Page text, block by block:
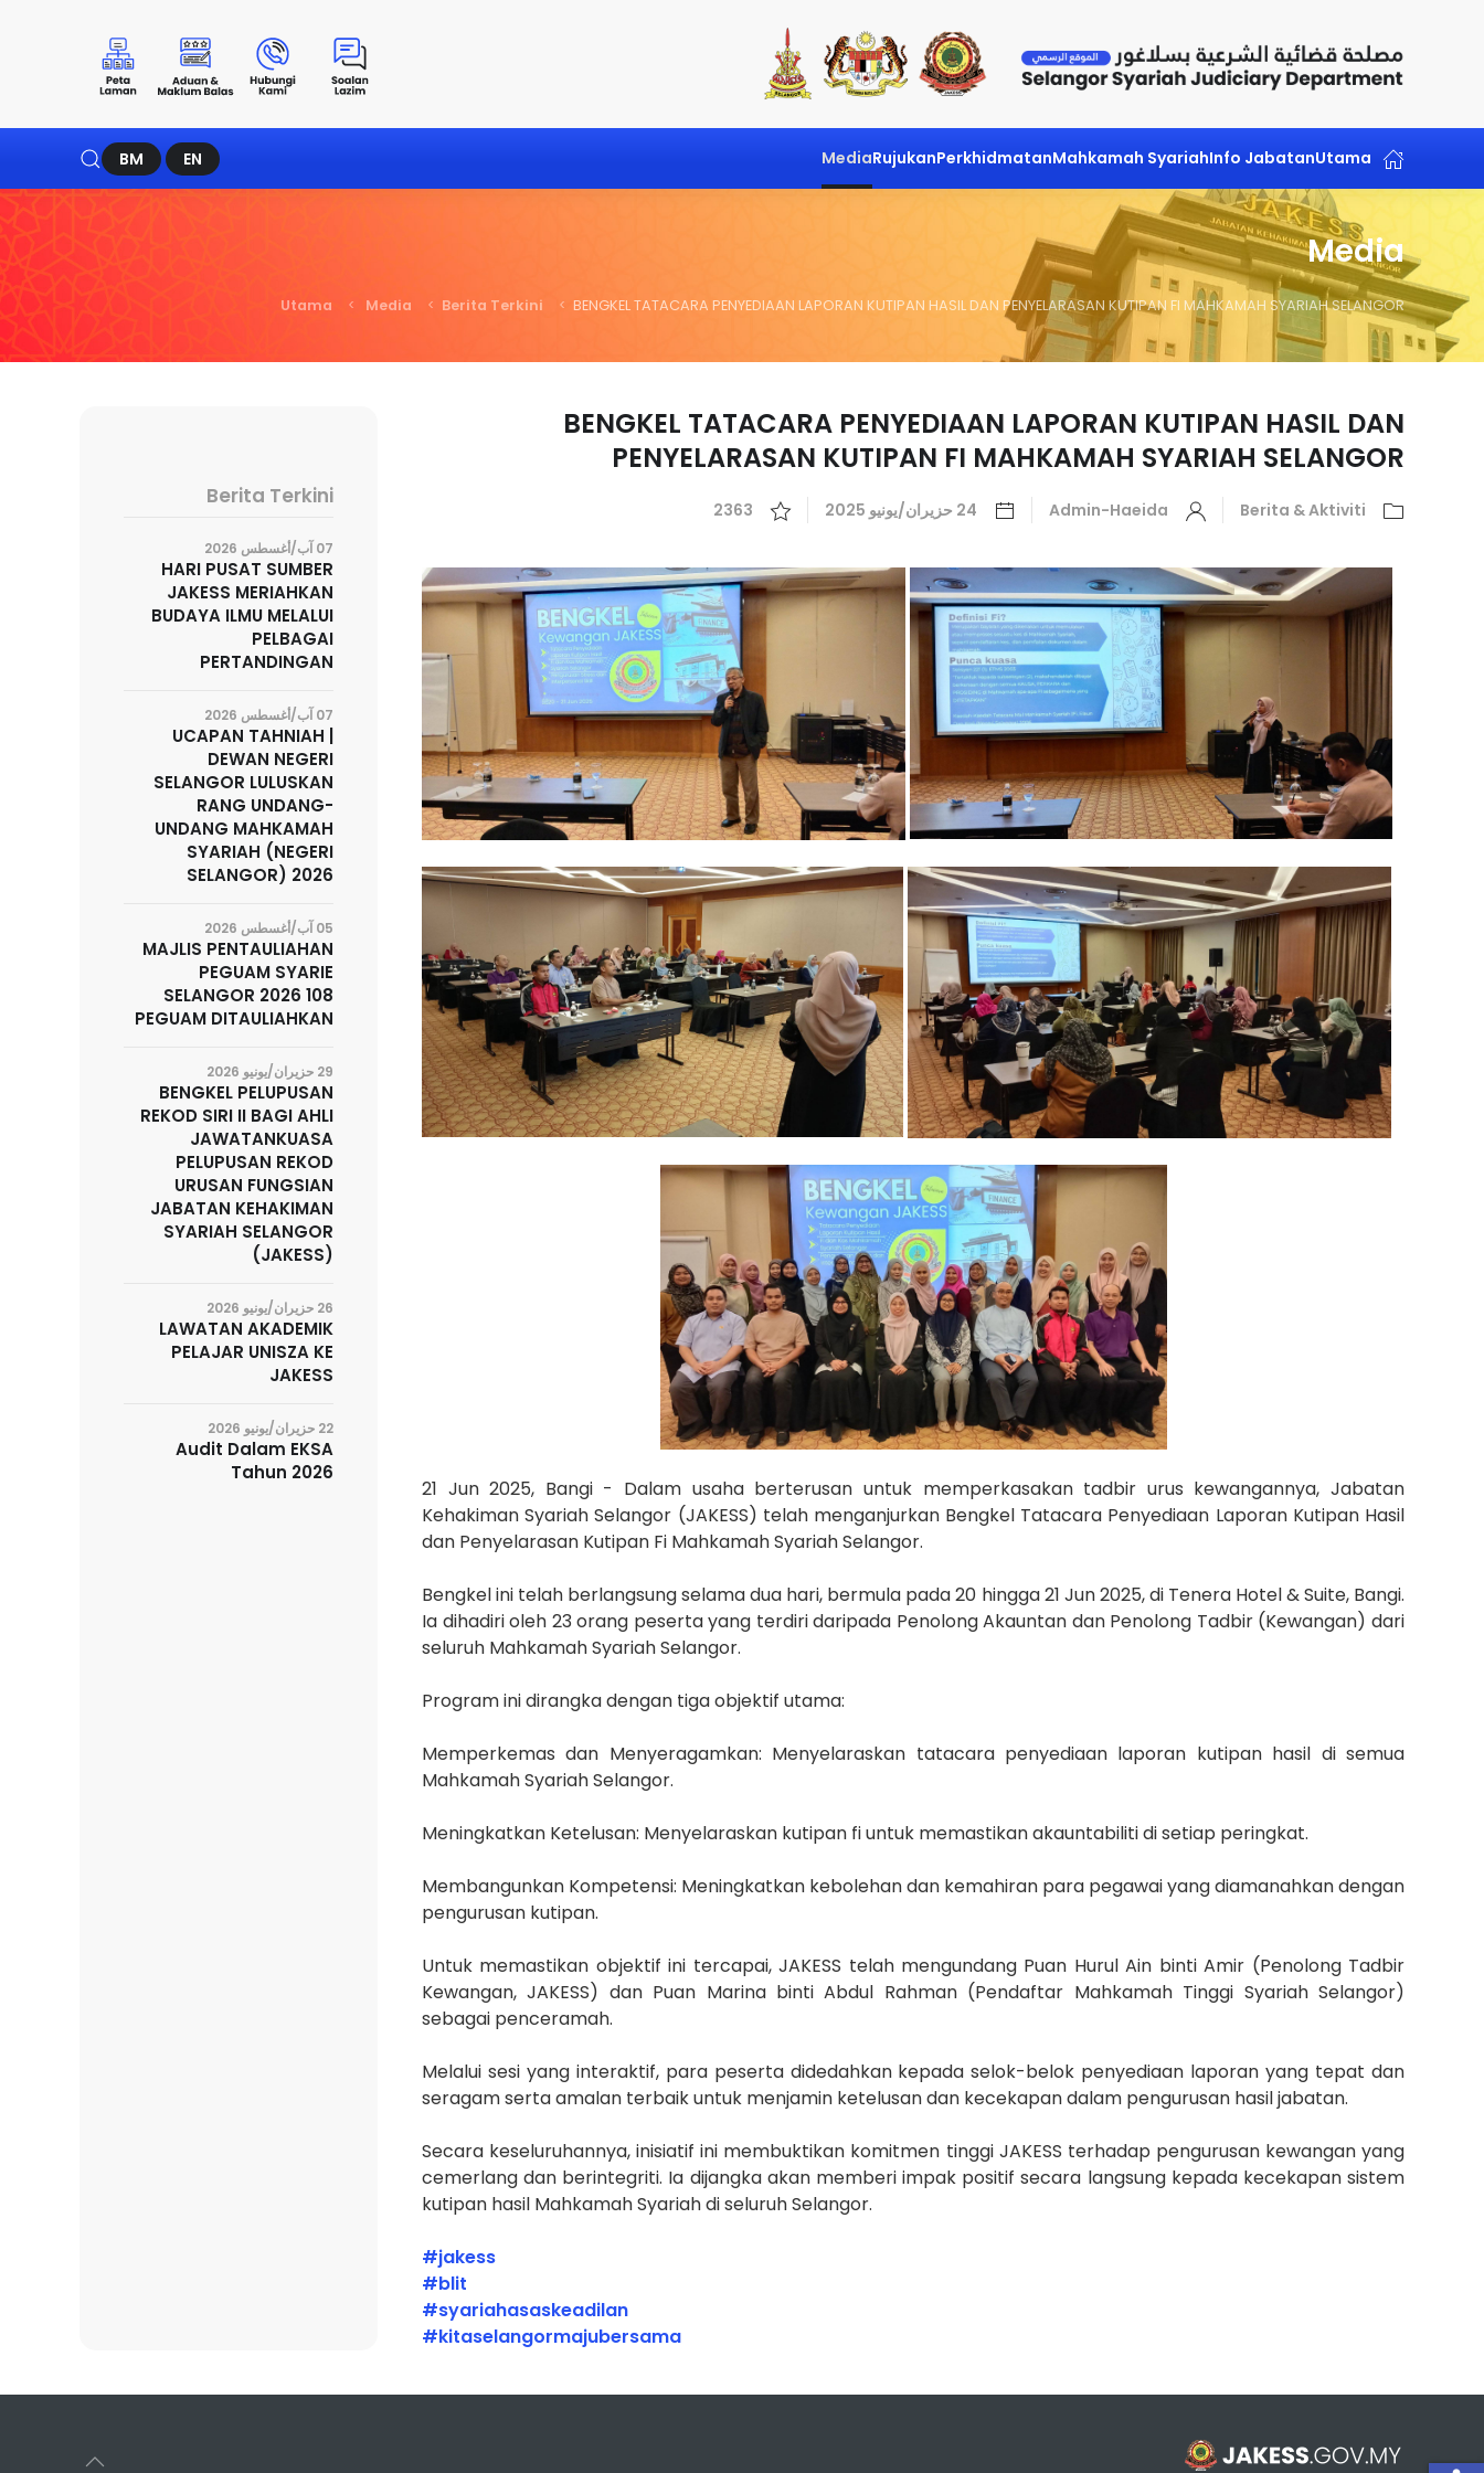
Skip to main content
Utama
Info Jabatan
Mahkamah Syariah
Perkhidmatan
Rujukan
Media
EN
BM
Media
Utama Media Berita Terkini BENGKEL TATACARA PENYEDIAAN LAPORAN KUTIPAN HASIL DAN PENYELARASAN KUTIPAN FI MAHKAMAH SYARIAH SELANGOR
BENGKEL TATACARA PENYEDIAAN LAPORAN KUTIPAN HASIL DAN
PENYELARASAN KUTIPAN FI MAHKAMAH SYARIAH SELANGOR
Berita & Aktiviti
Admin-Haeida 24 حزيران/يونيو 2025 2363
21 Jun 2025, Bangi- Dalam usaha berterusan untuk memperkasakan tadbir urus kewangannya, Jabatan
Kehakiman Syariah Selangor (JAKESS) telah menganjurkan Bengkel Tatacara Penyediaan Laporan Kutipan Hasil
dan Penyelarasan Kutipan Fi Mahkamah Syariah Selangor.
Bengkel ini telah berlangsung selama dua hari, bermula pada 20 hingga 21 Jun 2025, di Tenera Hotel & Suite, Bangi.
Ia dihadiri oleh 23 orang peserta yang terdiri daripada Penolong Akauntan dan Penolong Tadbir (Kewangan) dari
seluruh Mahkamah Syariah Selangor.
Program ini dirangka dengan tiga objektif utama:
Memperkemas dan Menyeragamkan: Menyelaraskan tatacara penyediaan laporan kutipan hasil di semua
Mahkamah Syariah Selangor.
Meningkatkan Ketelusan: Menyelaraskan kutipan fi untuk memastikan akauntabiliti di setiap peringkat.
Membangunkan Kompetensi: Meningkatkan kebolehan dan kemahiran para pegawai yang diamanahkan dengan
pengurusan kutipan.
Untuk memastikan objektif ini tercapai, JAKESS telah mengundang Puan Hurul Ain binti Amir (Penolong Tadbir
Kewangan, JAKESS) dan Puan Marina binti Abdul Rahman (Pendaftar Mahkamah Tinggi Syariah Selangor)
sebagai penceramah.
Melalui sesi yang interaktif, para peserta didedahkan kepada selok-belok penyediaan laporan yang tepat dan
seragam serta amalan terbaik untuk menjamin ketelusan dan kecekapan dalam pengurusan hasil jabatan.
Secara keseluruhannya, inisiatif ini membuktikan komitmen tinggi JAKESS terhadap pengurusan kewangan yang
cemerlang dan berintegriti. Ia dijangka akan memberi impak positif secara langsung kepada kecekapan sistem
kutipan hasil Mahkamah Syariah di seluruh Selangor.
#jakess
#blit
#syariahasaskeadilan
#kitaselangormajubersama
Berita Terkini
07 آب/أغسطس 2026
HARI PUSAT SUMBER
JAKESS MERIAHKAN
BUDAYA ILMU MELALUI
PELBAGAI
PERTANDINGAN
07 آب/أغسطس 2026
UCAPAN TAHNIAH |
DEWAN NEGERI
SELANGOR LULUSKAN
RANG UNDANG-
UNDANG MAHKAMAH
SYARIAH (NEGERI
SELANGOR) 2026
05 آب/أغسطس 2026
MAJLIS PENTAULIAHAN
PEGUAM SYARIE
SELANGOR 2026 108
PEGUAM DITAULIAHKAN
29 حزيران/يونيو 2026
BENGKEL PELUPUSAN
REKOD SIRI II BAGI AHLI
JAWATANKUASA
PELUPUSAN REKOD
URUSAN FUNGSIAN
JABATAN KEHAKIMAN
SYARIAH SELANGOR
(JAKESS)
26 حزيران/يونيو 2026
LAWATAN AKADEMIK
PELAJAR UNISZA KE
JAKESS
22 حزيران/يونيو 2026
Audit Dalam EKSA
Tahun 2026